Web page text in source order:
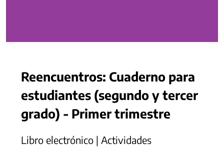
Reencuentros: Cuaderno para
estudiantes (segundo y tercer
grado) - Primer trimestre
Libro electrónico | Actividades